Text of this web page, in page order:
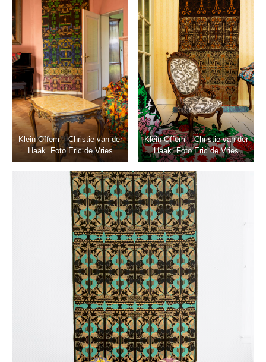
Klein Offem – Christie van der
Haak. Foto Eric de Vries
Klein Offem – Christie van der
Haak. Foto Eric de Vries